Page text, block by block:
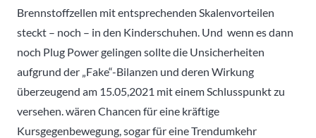
Brennstoffzellen mit entsprechenden Skalenvorteilen
steckt – noch – in den Kinderschuhen. Und wenn es dann
noch Plug Power gelingen sollte die Unsicherheiten
aufgrund der „Fake“-Bilanzen und deren Wirkung
überzeugend am 15.05,2021 mit einem Schlusspunkt zu
versehen. wären Chancen für eine kräftige
Kursgegenbewegung, sogar für eine Trendumkehr